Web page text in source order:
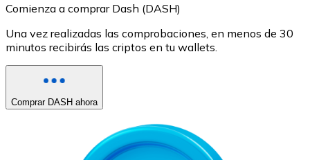
Comienza a comprar Dash (DASH)
Una vez realizadas las comprobaciones, en menos de 30
minutos recibirás las criptos en tu wallets.
Comprar DASH ahora